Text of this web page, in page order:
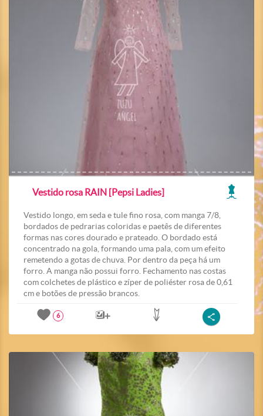
Vestido rosa RAIN [Pepsi Ladies]
Vestido longo, em seda e tule fino rosa, com manga 7/8,
bordados de pedrarias coloridas e paetês de diferentes
formas nas cores dourado e prateado. O bordado está
concentrado na gola, formando uma pala, com um efeito
remetendo a gotas de chuva. Por dentro da peça há um
forro. A manga não possui forro. Fechamento nas costas
com colchetes de plástico e zíper de poliéster rosa de 0,61
cm e botões de pressão brancos.
6